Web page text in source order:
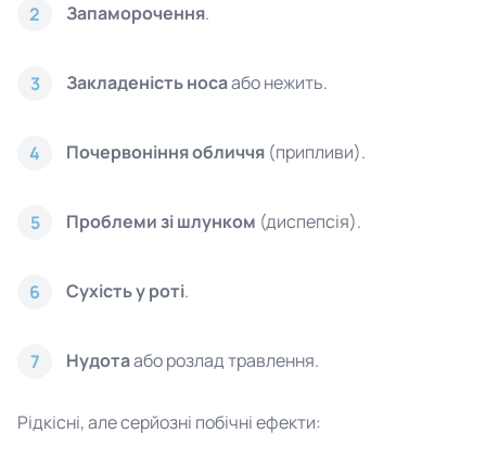
2 Запаморочення.
3 Закладеність носаабо нежить.
4 Почервоніння обличчя (припливи).
5 Проблеми зі шлунком (диспепсія).
6 Сухість у роті.
7 Нудотаабо розлад травлення.
Рідкісні, але серйозні побічні ефекти: